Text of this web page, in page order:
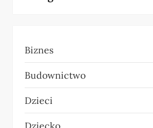
a
c
j
Biznes
Budownictwo
Dzieci